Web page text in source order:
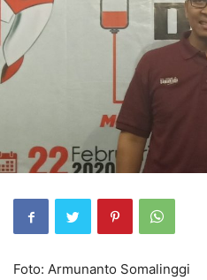
Foto: Armunanto Somalinggi